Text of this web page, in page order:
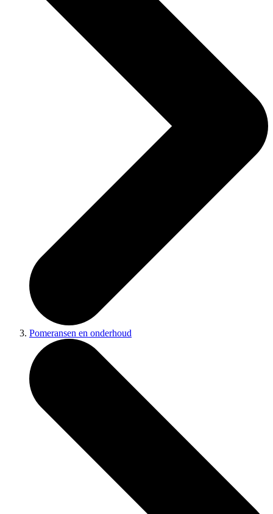
Pomeransen en onderhoud